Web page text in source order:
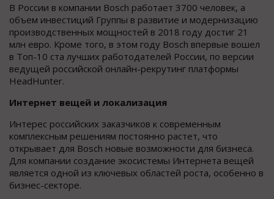
В России в компании Bosch работает 3700 человек, а
объем инвестиций Группы в развитие и модернизацию
производственных мощностей в 2018 году достиг 21
млн евро. Кроме того, в этом году Bosch впервые вошел
в Топ-10 ста лучших работодателей России, по версии
ведущей российской онлайн-рекрутинг платформы
HeadHunter.
Интернет вещей и локализация
Интерес российских заказчиков к современным
комплексным решениям постоянно растет, что
открывает для Bosch новые возможности для бизнеса.
Для компании создание экосистемы Интернета вещей
является одной из ключевых областей роста, особенно в
бизнес-секторе.